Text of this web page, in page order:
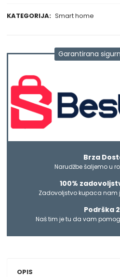
KATEGORIJA: Smart home
Garantirana
Brza
Narudžbe šaljemo u
100%
Zadovoljstvo kupaca nam
Podrška
Naš tim je tu da vam
OPIS